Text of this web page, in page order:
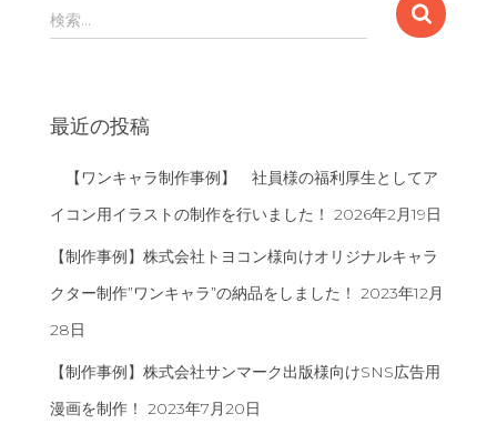
検
索
検索…
最近の投稿
【ワンキャラ制作事例】 社員様の福利厚生としてア
イコン用イラストの制作を行いました！ 2026年2月19日
【制作事例】株式会社トヨコン様向けオリジナルキャラ
クター制作”ワンキャラ”の納品をしました！ 2023年12月
28日
【制作事例】株式会社サンマーク出版様向けSNS広告用
漫画を制作！ 2023年7月20日